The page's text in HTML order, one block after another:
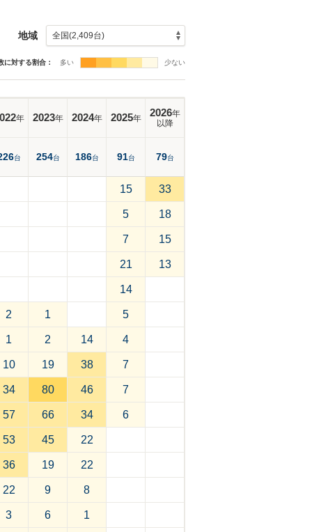
地域
に対する割合： 多い 少ない
年 2023年 2024年 2025年 2026年
以降
台 254台 186台 91台 79台
15 33
5 18
7 15
21 13
14
2 1 5
1 2 14 4
10 19 38 7
34 80 46 7
57 66 34 6
53 45 22
36 19 22
22 9 8
3 6 1